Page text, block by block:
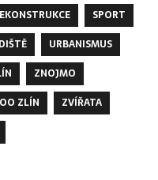
SPORT
URBANISMUS
ZNOJMO
ZLÍN
ZVÍŘATA